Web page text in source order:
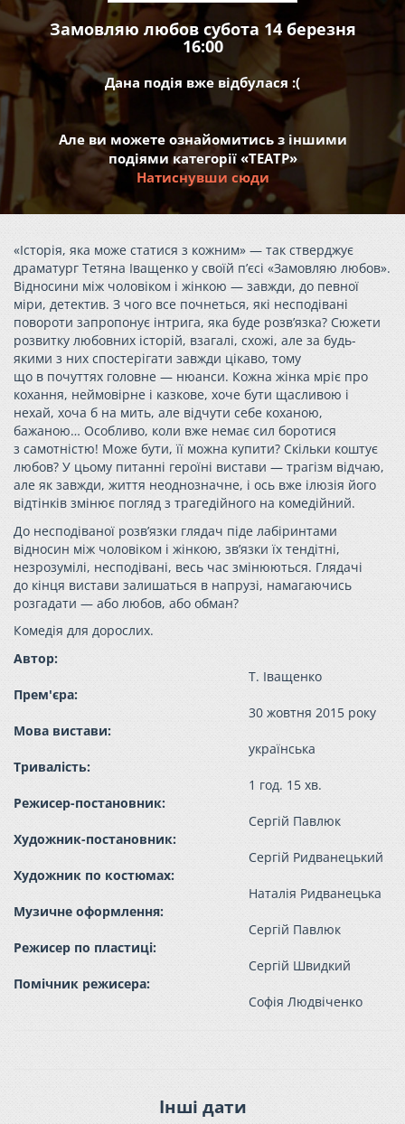
Замовляю любов субота 14 березня
16:00
Дана подія вже відбулася :(
Але ви можете ознайомитись з іншими
подіями категорії «ТЕАТР»
Натиснувши сюди
«Історія, яка може статися з кожним» — так стверджує
драматург Тетяна Іващенко у своїй п’єсі «Замовляю любов».
Відносини між чоловіком і жінкою — завжди, до певної
міри, детектив. З чого все почнеться, які несподівані
повороти запропонує інтрига, яка буде розв’язка? Сюжети
розвитку любовних історій, взагалі, схожі, але за будь-
якими з них спостерігати завжди цікаво, тому
що в почуттях головне — нюанси. Кожна жінка мріє про
кохання, неймовірне і казкове, хоче бути щасливою і
нехай, хоча б на мить, але відчути себе коханою,
бажаною… Особливо, коли вже немає сил боротися
з самотністю! Може бути, її можна купити? Скільки коштує
любов? У цьому питанні героїні вистави — трагізм відчаю,
але як завжди, життя неоднозначне, і ось вже ілюзія його
відтінків змінює погляд з трагедійного на комедійний.
До несподіваної розв’язки глядач піде лабіринтами
відносин між чоловіком і жінкою, зв’язки їх тендітні,
незрозумілі, несподівані, весь час змінюються. Глядачі
до кінця вистави залишаться в напрузі, намагаючись
розгадати — або любов, або обман?
Комедія для дорослих.
Автор:
Т. Іващенко
Прем'єра:
30 жовтня 2015 року
Мова вистави:
українська
Тривалість:
1 год. 15 хв.
Режисер-постановник:
Сергій Павлюк
Художник-постановник:
Сергій Ридванецький
Художник по костюмах:
Наталія Ридванецька
Музичне оформлення:
Сергій Павлюк
Режисер по пластиці:
Сергій Швидкий
Помічник режисера:
Софія Людвіченко
Інші дати